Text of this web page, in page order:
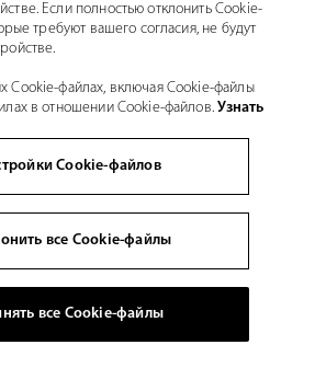
Если полностью отклонить Cookie-
требуют вашего согласия, не будут
Cookie-файлах, включая Cookie-файлы
в отношении Cookie-файлов.Узнать
Cookie-файлов
все Cookie-файлы
все Cookie-файлы